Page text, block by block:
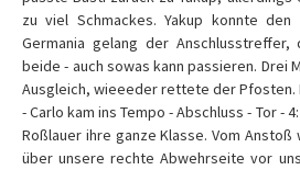
zu viel Schmackes. Yakup konnte
Germania gelang der Anschlusstreffer,
beide - auch sowas kann passieren. Drei
Ausgleich, wieeeder rettete der Pfosten.
- Carlo kam ins Tempo - Abschluss - Tor -
Roßlauer ihre ganze Klasse. Vom
über unsere rechte Abwehrseite vor